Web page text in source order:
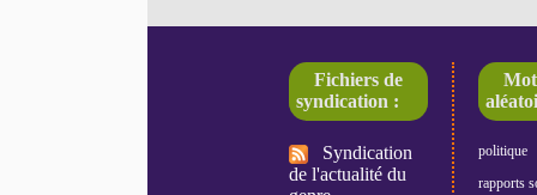
Fichiers de
syndication :
Syndication
de l'actualité du
politique
rapports